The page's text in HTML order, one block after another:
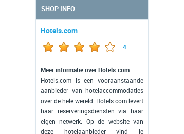
SHOP INFO
Hotels.com
4
Meer informatie over Hotels.com
Hotels.com is een vooraanstaande
aanbieder van hotelaccommodaties
over de hele wereld. Hotels.com levert
haar reserveringsdiensten via haar
eigen netwerk. Op de website van
deze hotelaanbieder vind je